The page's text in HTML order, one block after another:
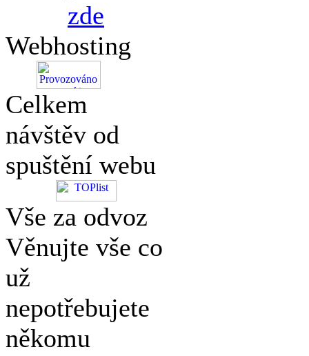
zde
Webhosting
Celkem
návštěv od
spuštění webu
Vše za odvoz
Věnujte vše co
už
nepotřebujete
někomu